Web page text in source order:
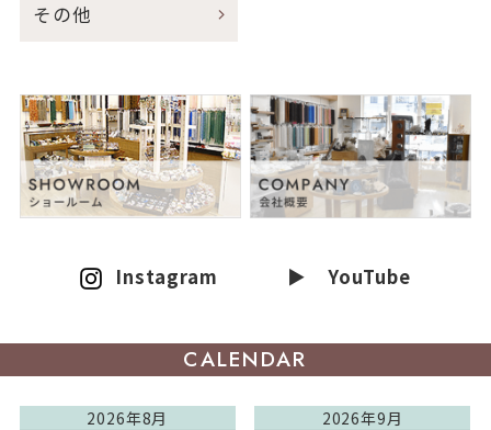
その他
Instagram ▶ YouTube
CALENDAR
2026年8月
2026年9月